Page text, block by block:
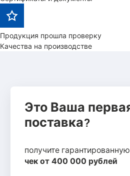
Продукция прошла проверку
Качества на производстве
Это Ваша первая
поставка?
получите гарантированную
чек от 400 000 рублей